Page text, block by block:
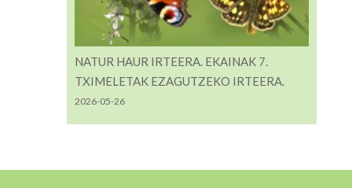
NATUR HAUR IRTEERA. EKAINAK 7.
TXIMELETAK EZAGUTZEKO IRTEERA.
2026-05-26